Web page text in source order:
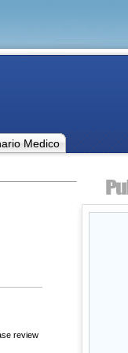
Medico